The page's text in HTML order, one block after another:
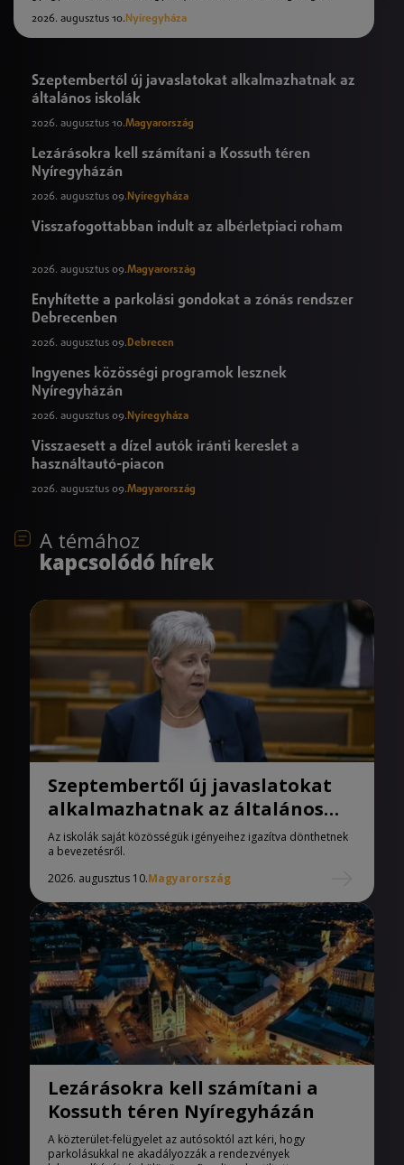
2026. augusztus 10. Nyíregyháza
Szeptembertől új javaslatokat alkalmazhatnak az
általános iskolák
2026. augusztus 10.Magyarország
Lezárásokra kell számítani a Kossuth téren
Nyíregyházán
2026. augusztus 09. Nyíregyháza
Visszafogottabban indult az albérletpiaci roham
2026. augusztus 09.Magyarország
Enyhítette a parkolási gondokat a zónás rendszer
Debrecenben
2026. augusztus 09.Debrecen
Ingyenes közösségi programok lesznek
Nyíregyházán
2026. augusztus 09. Nyíregyháza
Visszaesett a dízel autók iránti kereslet a
használtautó-piacon
2026. augusztus 09.Magyarország
A témához
kapcsolódó hírek
Szeptembertől új javaslatokat
alkalmazhatnak az általános
iskolák
Az iskolák saját közösségük igényeihez igazítva dönthetnek
a bevezetésről.
2026. augusztus 10.Magyarország
Lezárásokra kell számítani a
Kossuth téren Nyíregyházán
A közterület-felügyelet az autósoktól azt kéri, hogy
parkolásukkal ne akadályozzák a rendezvények